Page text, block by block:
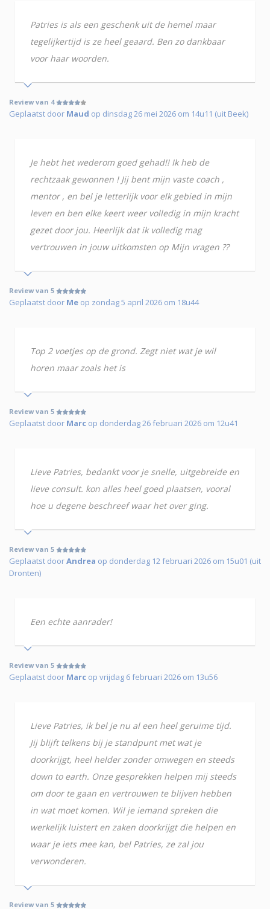
Patries is als een geschenk uit de hemel maar
tegelijkertijd is ze heel geaard. Ben zo dankbaar
voor haar woorden.
Review van 4
Geplaatst door Maud op dinsdag 26 mei 2026 om 14u11 (uit Beek)
Je hebt het wederom goed gehad!! Ik heb de
rechtzaak gewonnen ! Jij bent mijn vaste coach ,
mentor , en bel je letterlijk voor elk gebied in mijn
leven en ben elke keert weer volledig in mijn kracht
gezet door jou. Heerlijk dat ik volledig mag
vertrouwen in jouw uitkomsten op Mijn vragen ??
Review van 5
Geplaatst door Me op zondag 5 april 2026 om 18u44
Top 2 voetjes op de grond. Zegt niet wat je wil
horen maar zoals het is
Review van 5
Geplaatst door Marc op donderdag 26 februari 2026 om 12u41
Lieve Patries, bedankt voor je snelle, uitgebreide en
lieve consult. kon alles heel goed plaatsen, vooral
hoe u degene beschreef waar het over ging.
Review van 5
Geplaatst doorAndrea op donderdag 12 februari 2026 om 15u01 (uit
Dronten)
Een echte aanrader!
Review van 5
Geplaatst door Marc op vrijdag 6 februari 2026 om 13u56
Lieve Patries, ik bel je nu al een heel geruime tijd.
Jij blijft telkens bij je standpunt met wat je
doorkrijgt, heel helder zonder omwegen en steeds
down to earth. Onze gesprekken helpen mij steeds
om door te gaan en vertrouwen te blijven hebben
in wat moet komen. Wil je iemand spreken die
werkelijk luistert en zaken doorkrijgt die helpen en
waar je iets mee kan, bel Patries, ze zal jou
verwonderen.
Review van 5